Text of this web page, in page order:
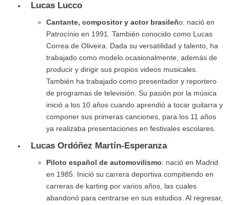
Lucas Lucco
Cantante, compositor y actor brasileño: nació en
Patrocínio en 1991. También conocido como Lucas
Correa de Oliveira. Dada su versatilidad y talento, ha
trabajado como modelo ocasionalmente, además de
producir y dirigir sus propios videos musicales.
También ha trabajado como presentador y reportero
de programas de televisión. Su pasión por la música
inició a los 10 años cuando aprendió a tocar guitarra y
componer sus primeras canciones, para los 11 años
ya realizaba presentaciones en festivales escolares.
Lucas Ordóñez Martín-Esperanza
Piloto español de automovilismo: nació en Madrid
en 1985. Inició su carrera deportiva compitiendo en
carreras de karting por varios años, las cuales
abandonó para centrarse en sus estudios. Al regresar,